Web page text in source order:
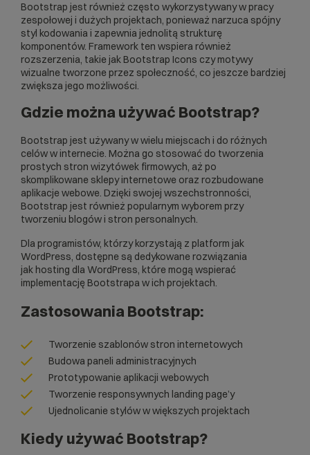
Bootstrap jest również często wykorzystywany w pracy
zespołowej i dużych projektach, ponieważ narzuca spójny
styl kodowania i zapewnia jednolitą strukturę
komponentów. Framework ten wspiera również
rozszerzenia, takie jak Bootstrap Icons czy motywy
wizualne tworzone przez społeczność, co jeszcze bardziej
zwiększa jego możliwości.
Gdzie można używać Bootstrap?
Bootstrap jest używany w wielu miejscach i do różnych
celów w internecie. Można go stosować do tworzenia
prostych stron wizytówek firmowych, aż po
skomplikowane sklepy internetowe oraz rozbudowane
aplikacje webowe. Dzięki swojej wszechstronności,
Bootstrap jest również popularnym wyborem przy
tworzeniu blogów i stron personalnych.
Dla programistów, którzy korzystają z platform jak
WordPress, dostępne są dedykowane rozwiązania
jak hosting dla WordPress, które mogą wspierać
implementację Bootstrapa w ich projektach.
Zastosowania Bootstrap:
Tworzenie szablonówstron internetowych
Budowa paneli administracyjnych
Prototypowanie aplikacji webowych
Tworzenie responsywnych landing page’y
Ujednolicanie stylów w większych projektach
Kiedy używać Bootstrap?